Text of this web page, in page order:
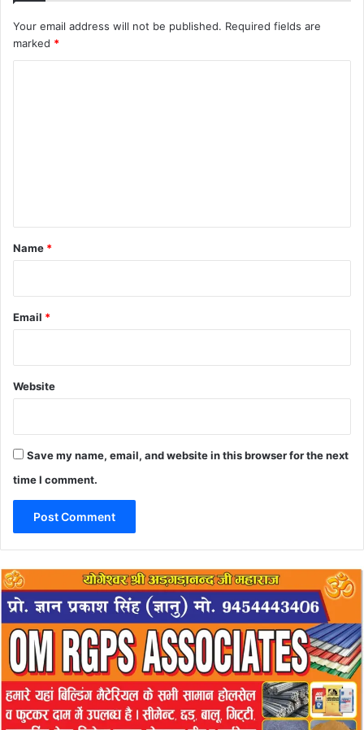
Your email address will not be published. Required fields are
marked *
*
Name *
Email *
Website
Save my name, email, and website in this browser for the next
time I comment.